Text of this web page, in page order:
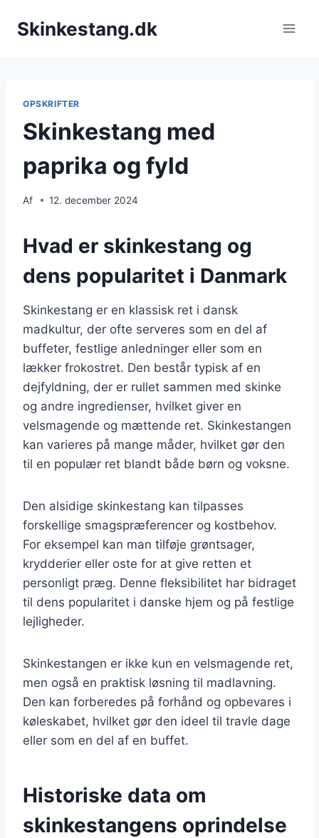
Skinkestang.dk
OPSKRIFTER
Skinkestang med
paprika og fyld
Af 12. december 2024
Hvad er skinkestang og
dens popularitet i Danmark
Skinkestang er en klassisk ret i dansk
madkultur, der ofte serveres som en del af
buffeter, festlige anledninger eller som en
lækker frokostret. Den består typisk af en
dejfyldning, der er rullet sammen med skinke
og andre ingredienser, hvilket giver en
velsmagende og mættende ret. Skinkestangen
kan varieres på mange måder, hvilket gør den
til en populær ret blandt både børn og voksne.
Den alsidige skinkestang kan tilpasses
forskellige smagspræferencer og kostbehov.
For eksempel kan man tilføje grøntsager,
krydderier eller oste for at give retten et
personligt præg. Denne fleksibilitet har bidraget
til dens popularitet i danske hjem og på festlige
lejligheder.
Skinkestangen er ikke kun en velsmagende ret,
men også en praktisk løsning til madlavning.
Den kan forberedes på forhånd og opbevares i
køleskabet, hvilket gør den ideel til travle dage
eller som en del af en buffet.
Historiske data om
skinkestangens oprindelse